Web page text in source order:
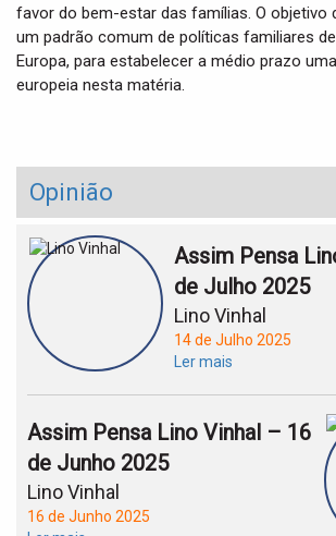
favor do bem-estar das famílias. O objetivo
um padrão comum de políticas familiares
Europa, para estabelecer a médio prazo
europeia nesta matéria.
Opinião
Assim Pensa
de Julho 2025
Lino Vinhal
14 de Julho 2025
Ler mais
Assim Pensa Lino Vinhal – 16
de Junho 2025
Lino Vinhal
16 de Junho 2025